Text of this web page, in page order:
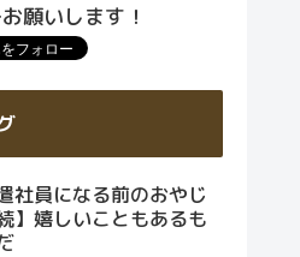
願いします！
社員になる前のおやじ
続】嬉しいこともあるも